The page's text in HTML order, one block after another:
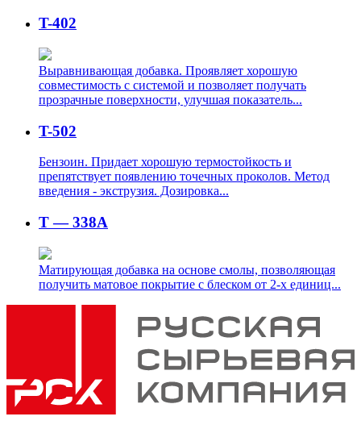
T-402
Выравнивающая добавка. Проявляет хорошую
совместимость с системой и позволяет получать
прозрачные поверхности, улучшая показатель...
T-502
Бензоин. Придает хорошую термостойкость и
препятствует появлению точечных проколов. Метод
введения - экструзия. Дозировка...
T — 338A
Матирующая добавка на основе смолы, позволяющая
получить матовое покрытие с блеском от 2-х единиц...